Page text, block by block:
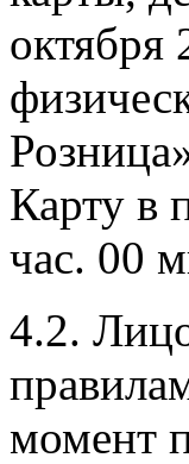
октября
Карту в
час. 00
4.2.
момент